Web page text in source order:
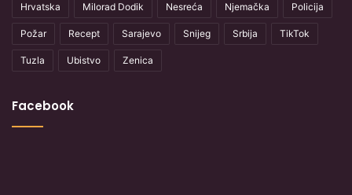
Hrvatska Milorad Dodik Nesreća Njemačka Policija
Požar Recept Sarajevo Snijeg Srbija TikTok
Tuzla Ubistvo Zenica
Facebook